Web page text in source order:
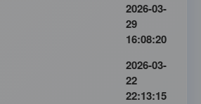
2026-03-
29
16:08:20
2026-03-
22
22:13:15